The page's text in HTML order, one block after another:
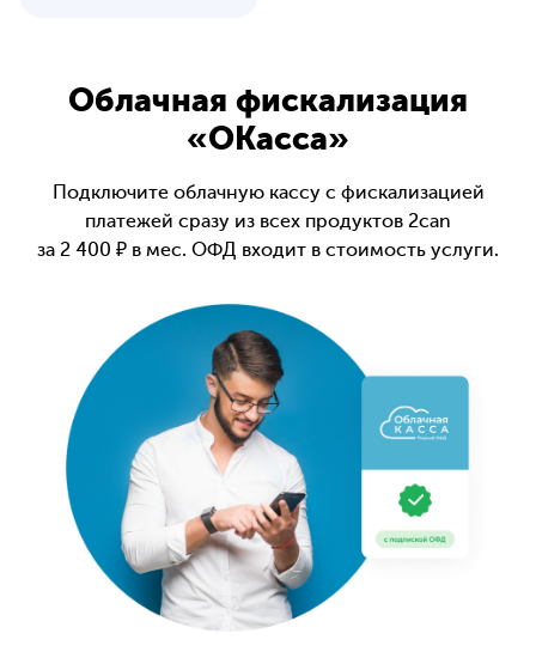
Облачная фискализация
«ОКасса»
Подключите облачную кассу с фискализацией
платежей сразу из всех продуктов 2can
за 2 400 ₽ в мес. ОФД входит в стоимость услуги.